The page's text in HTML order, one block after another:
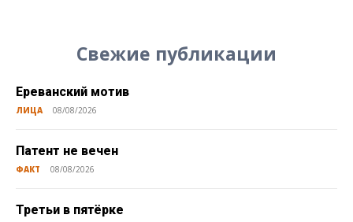
Свежие публикации
Ереванский мотив
ЛИЦА 08/08/2026
Патент не вечен
ФАКТ 08/08/2026
Третьи в пятёрке